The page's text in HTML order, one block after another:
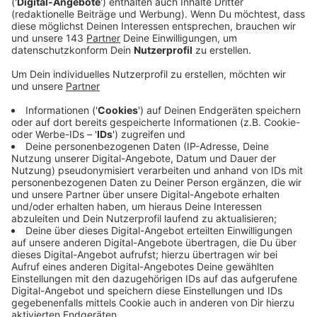
Veröffentlicht:Donnerstag, 06.02.2020 15:22
Jogi Löw ist der schönste Bundestrainer aller Zeiten
und aller Zeiten, die da noch kommen werden und noch
dreimal hin und zurück. Quasi im Alleingang hat er aus
einem rüden Haufen die "Fashion's-Eleven" geformt.
Selbstverständlich immer dabei: Sein Handy, mit dem
er in lieb gewonnener Manier per Sprachnachricht von
seinen Erlebnissen berichtet. Eben Jogis
Sprachnachricht, die Fußball-Comedy.
Anzeige